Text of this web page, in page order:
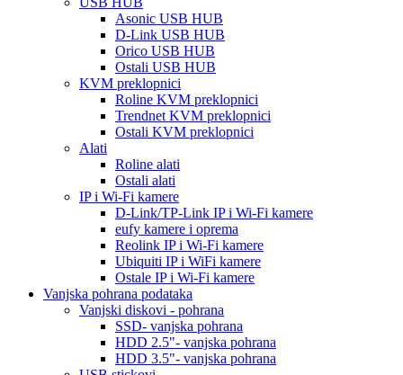
Asonic USB HUB
D-Link USB HUB
Orico USB HUB
Ostali USB HUB
KVM preklopnici
Roline KVM preklopnici
Trendnet KVM preklopnici
Ostali KVM preklopnici
Alati
Roline alati
Ostali alati
IP i Wi-Fi kamere
D-Link/TP-Link IP i Wi-Fi kamere
eufy kamere i oprema
Reolink IP i Wi-Fi kamere
Ubiquiti IP i WiFi kamere
Ostale IP i Wi-Fi kamere
Vanjska pohrana podataka
Vanjski diskovi - pohrana
SSD- vanjska pohrana
HDD 2.5"- vanjska pohrana
HDD 3.5"- vanjska pohrana